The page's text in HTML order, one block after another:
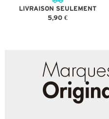
LIVRAISON SEULEMENT
5,90 €